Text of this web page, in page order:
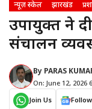
न्यूज़ स्केल झारखंड
उपायुक्त ने
संचालन
By PARAS
On: June 12, 2026
Join Us